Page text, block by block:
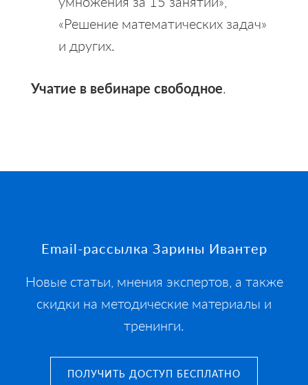
«Решение математических задач»
и других.
Учатие в вебинаре свободное.
Footer
Email-рассылка Зарины Ивантер
Новые статьи, мнения экспертов, а также
скидки на методические материалы и
тренинги.
ПОЛУЧИТЬ ДОСТУП БЕСПЛАТНО